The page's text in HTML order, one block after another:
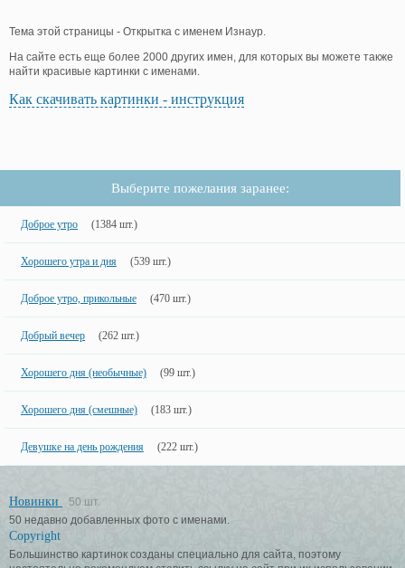
Тема этой страницы - Открытка с именем Изнаур.
На сайте есть еще более 2000 других имен, для которых вы можете также
найти красивые картинки с именами.
Как скачивать картинки - инструкция
Выберите пожелания заранее:
Доброе утро (1384 шт.)
Хорошего утра и дня (539 шт.)
Доброе утро, прикольные (470 шт.)
Добрый вечер (262 шт.)
Хорошего дня (необычные) (99 шт.)
Хорошего дня (смешные) (183 шт.)
Девушке на день рождения (222 шт.)
Новинки
50 шт.
50 недавно добавленных фото с именами.
Copyright
Большинство картинок созданы специально для сайта, поэтому